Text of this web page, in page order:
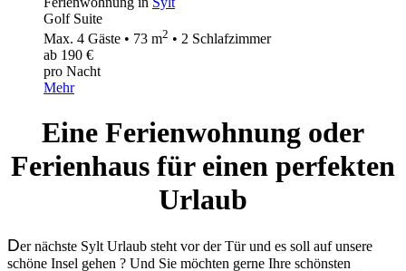
Golf Suite
Max. 4 Gäste • 73 m2 • 2 Schlafzimmer
ab 190 €
pro Nacht
Mehr
Eine Ferienwohnung oder
Ferienhaus für einen perfekten
Urlaub
Der nächste Sylt Urlaub steht vor der Tür und es soll auf unsere
schöne Insel gehen ? Und Sie möchten gerne Ihre schönsten